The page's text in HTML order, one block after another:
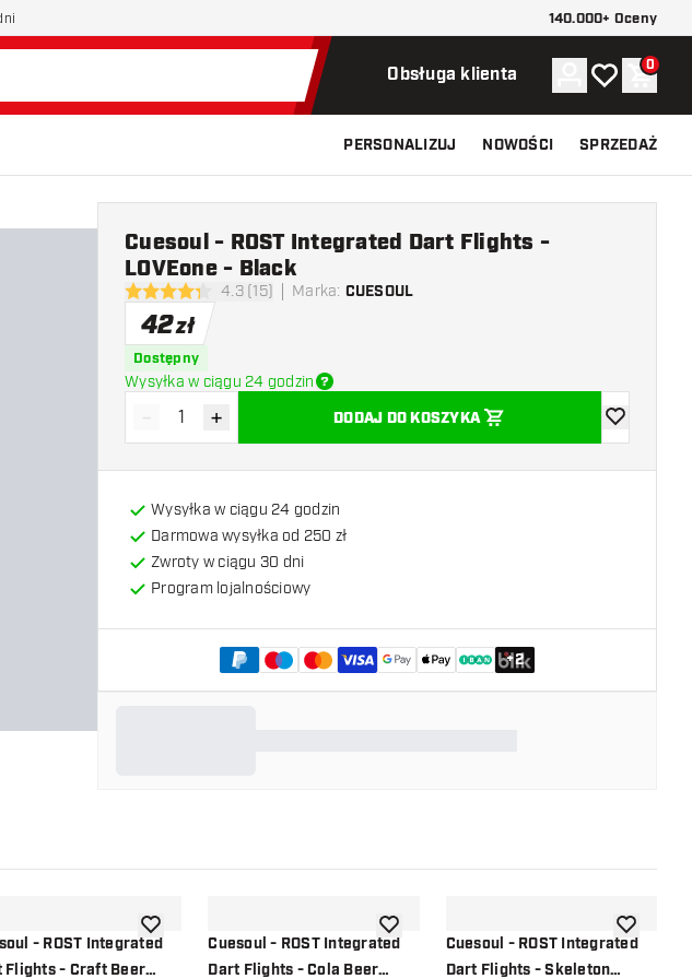
140.000+ Oceny
Obsługa klienta Konto
Moja listaKoszyk
0
PERSONALIZUJ NOWOŚCI SPRZEDAŻ
4.3 gwiazdki oceny
4.3 (15) Marka: CUESOUL
Cuesoul - ROST Integrated Dart Flights -
LOVEone - Black
42zł
Dostępny
Wysyłka w ciągu 24 godzin
Zmniejsz ilość
- Zwiększ ilość
+ DODAJ DO KOSZYKA
dodaj do
Wysyłka w ciągu 24 godzin
Darmowa wysyłka od 250 zł
Zwroty w ciągu 30 dni
Program lojalnościowy
+2
- ROST Integrated
Flights - Craft Beer
dodaj do listy życzeńCuesoul - ROST Integrated
Dart Flights - Cola Beer
dodaj do listy życzeńCuesoul - ROST Integrated
Dart Flights - Skeleton
dodaj do